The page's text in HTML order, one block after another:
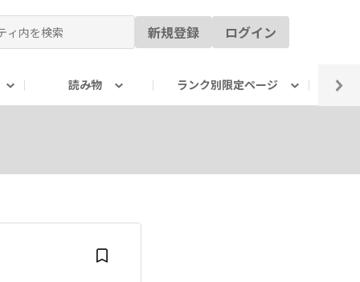
新規登録 ログイン
読み物 ランク別限定ページ